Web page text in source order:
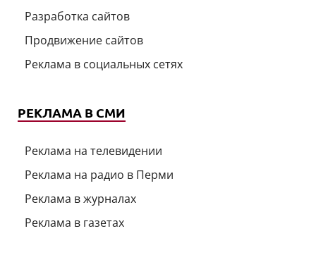
Разработка сайтов
Продвижение сайтов
Реклама в социальных сетях
РЕКЛАМА В СМИ
Реклама на телевидении
Реклама на радио в Перми
Реклама в журналах
Реклама в газетах